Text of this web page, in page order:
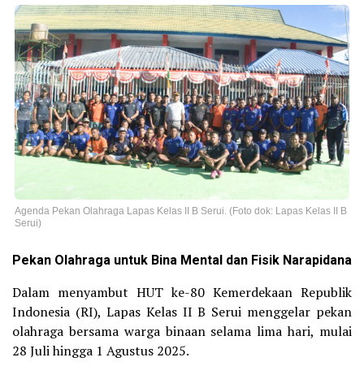
Agenda Pekan Olahraga Lapas Kelas II B Serui. (Foto dok: Lapas Kelas II B
Serui)
Pekan Olahraga untuk Bina Mental dan Fisik Narapidana
Dalam menyambut HUT ke-80 Kemerdekaan Republik
Indonesia (RI), Lapas Kelas II B Serui menggelar pekan
olahraga bersama warga binaan selama lima hari, mulai
28 Juli hingga 1 Agustus 2025.